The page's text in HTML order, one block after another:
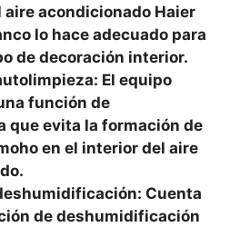
aire acondicionado Haier
lo hace adecuado para
de decoración interior.
El equipo
función de
que evita la formación de
en el interior del aire
Cuenta
de deshumidificación